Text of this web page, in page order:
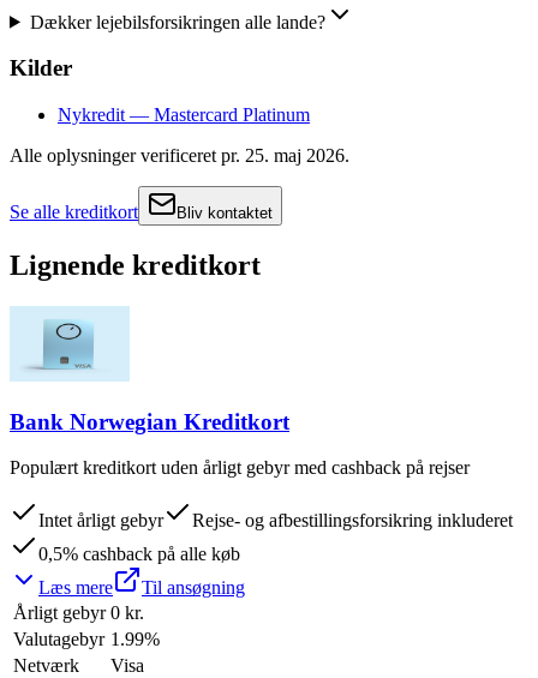
Dækker lejebilsforsikringen alle lande?
Kilder
Nykredit — Mastercard Platinum
Alle oplysninger verificeret pr. 25. maj 2026.
Se alle kreditkort Bliv kontaktet
Lignende kreditkort
Bank Norwegian Kreditkort
Populært kreditkort uden årligt gebyr med cashback på rejser
Intet årligt gebyr
Rejse- og afbestillingsforsikring inkluderet
0,5% cashback på alle køb
Læs mere
Til ansøgning
Årligt gebyr 0 kr.
Valutagebyr 1.99%
Netværk
Visa